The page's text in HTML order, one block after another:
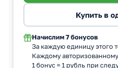
Начислим 7 бонусов
За каждую единицу этого
Каждому
1 бонус = 1 рубль при